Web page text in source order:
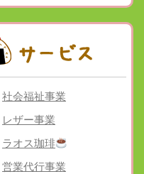
社会福祉事業
レザー事業
ラオス珈琲
営業代行事業